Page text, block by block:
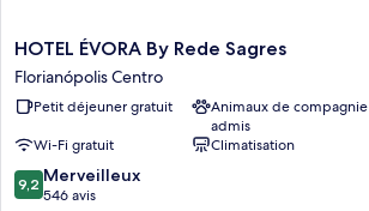
HOTEL
ÉVORA
By
Rede
Florianópolis
Centro
HOTEL ÉVORA By Rede Sagres
Florianópolis Centro
Petit déjeuner gratuit
Animaux de compagnie
admis
Wi-Fi gratuit
Climatisation
9.2
sur
9,2 Merveilleux
546 avis